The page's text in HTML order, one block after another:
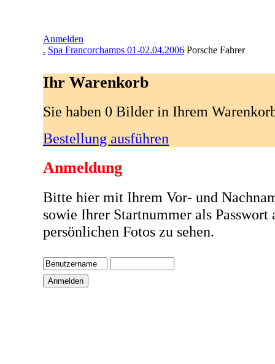
Anmelden
. Spa Francorchamps 01-02.04.2006 Porsche Fahrer
Ihr Warenkorb
Sie haben 0 Bilder in Ihrem
Bestellung ausführen
Anmeldung
Bitte hier mit Ihrem Vor- und
sowie Ihrer Startnummer als Passwort
persönlichen Fotos zu sehen.